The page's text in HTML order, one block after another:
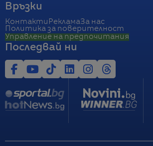
Връзки
Контакти РекламаЗа нас
Политика за поверителност
Управление на предпочитания
Последвай ни